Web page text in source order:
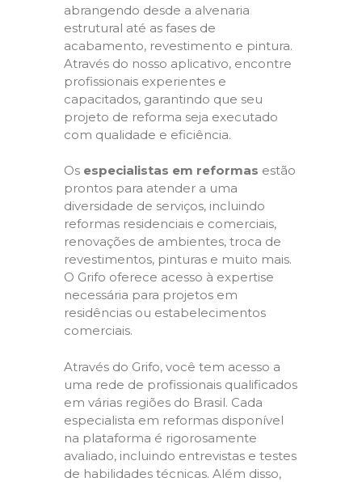
abrangendo desde a alvenaria
estrutural até as fases de
acabamento, revestimento e pintura.
Através do nosso aplicativo, encontre
profissionais experientes e
capacitados, garantindo que seu
projeto de reforma seja executado
com qualidade e eficiência.
Os especialistas em reformas estão
prontos para atender a uma
diversidade de serviços, incluindo
reformas residenciais e comerciais,
renovações de ambientes, troca de
revestimentos, pinturas e muito mais.
O Grifo oferece acesso à expertise
necessária para projetos em
residências ou estabelecimentos
comerciais.
Através do Grifo, você tem acesso a
uma rede de profissionais qualificados
em várias regiões do Brasil. Cada
especialista em reformas disponível
na plataforma é rigorosamente
avaliado, incluindo entrevistas e testes
de habilidades técnicas. Além disso,